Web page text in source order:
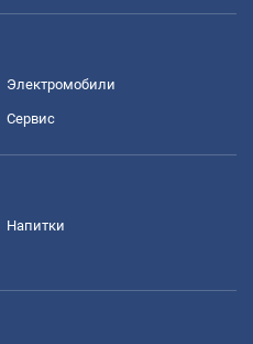
Электромобили
Сервис
Напитки